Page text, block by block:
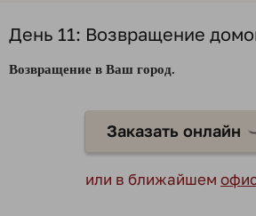
День 11: Возвращение
Возвращение в Ваш город.
Заказать онлайн
или в ближайшем